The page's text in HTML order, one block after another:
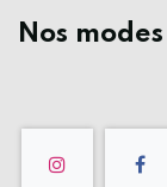
Nos